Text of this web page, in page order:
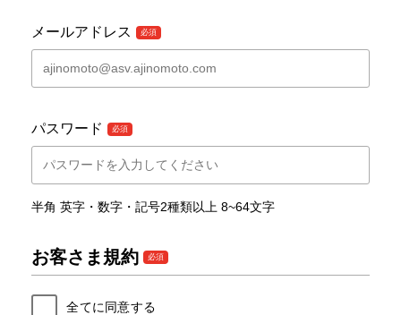
メールアドレス
パスワード
半角 英字・数字・記号2種類以上 8~64文字
お客さま規約
全てに同意する